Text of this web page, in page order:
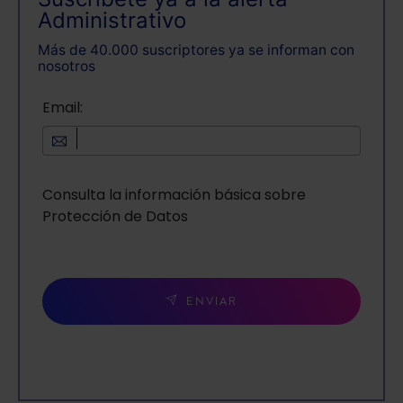
Administrativo
Más de 40.000 suscriptores ya se informan con
nosotros
Email:
Consulta la información básica sobre
Protección de Datos
ENVIAR